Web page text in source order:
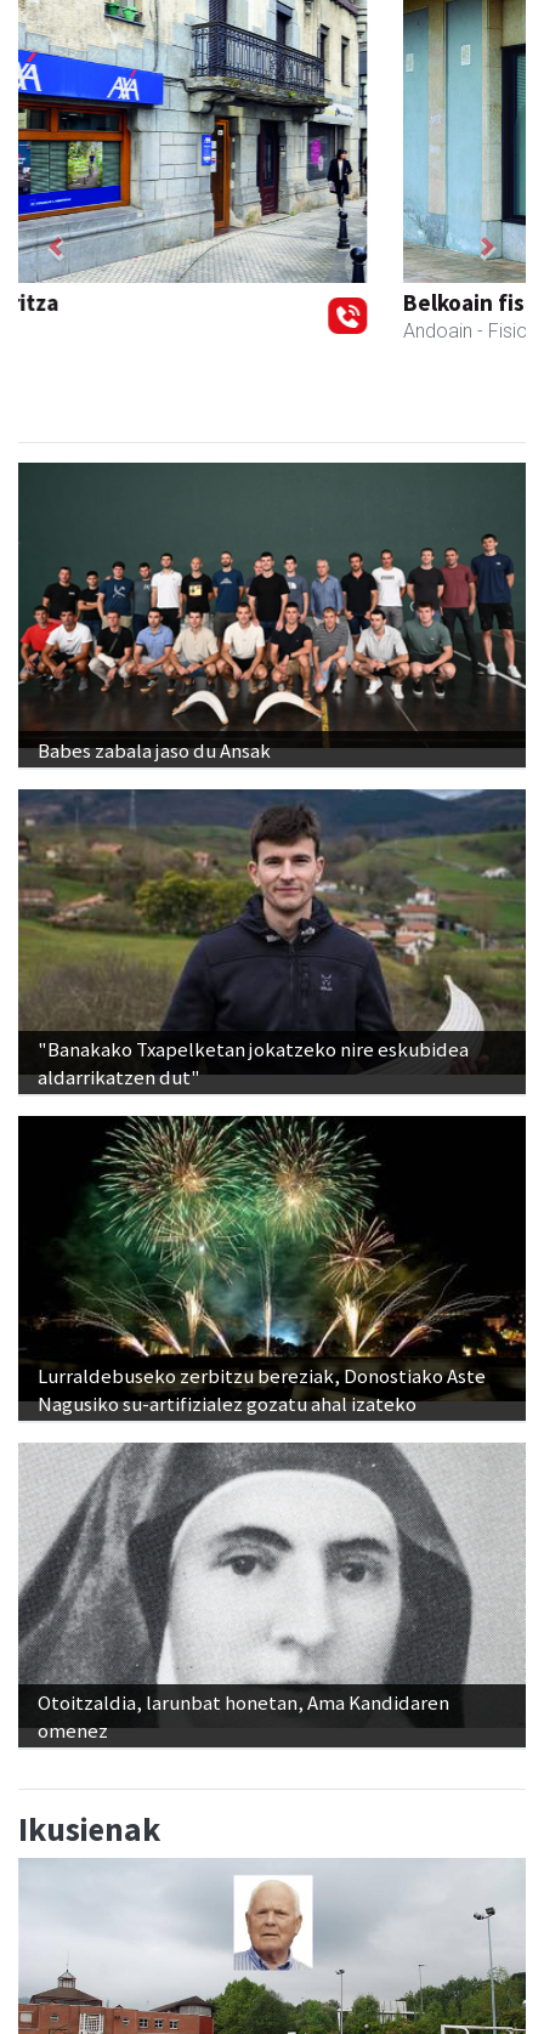
Belkoain fisioterapia zerbitzua
Previous Next
Babes zabala jaso du Ansak
"Banakako Txapelketan jokatzeko nire eskubidea
aldarrikatzen dut"
Lurraldebuseko zerbitzu bereziak, Donostiako Aste
Nagusiko su-artifizialez gozatu ahal izateko
Otoitzaldia, larunbat honetan, Ama Kandidaren
omenez
Ikusienak